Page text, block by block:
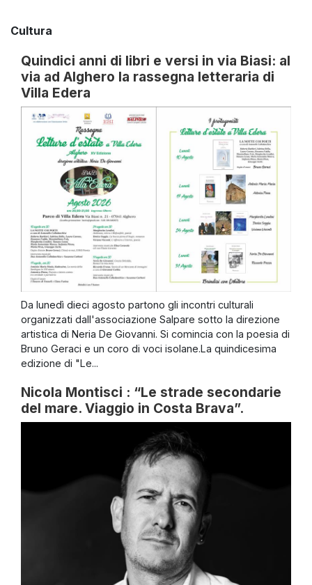
Cultura
Quindici anni di libri e versi in via Biasi: al
via ad Alghero la rassegna letteraria di
Villa Edera
Da lunedì dieci agosto partono gli incontri culturali
organizzati dall'associazione Salpare sotto la direzione
artistica di Neria De Giovanni. Si comincia con la poesia di
Bruno Geraci e un coro di voci isolane.La quindicesima
edizione di "Le...
Nicola Montisci : “Le strade secondarie
del mare. Viaggio in Costa Brava”.